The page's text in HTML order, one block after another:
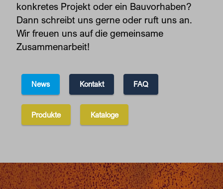
konkretes Projekt oder ein Bauvorhaben?
Dann schreibt uns gerne oder ruft uns an.
Wir freuen uns auf die gemeinsame
Zusammenarbeit!
News Kontakt FAQ
Produkte Kataloge